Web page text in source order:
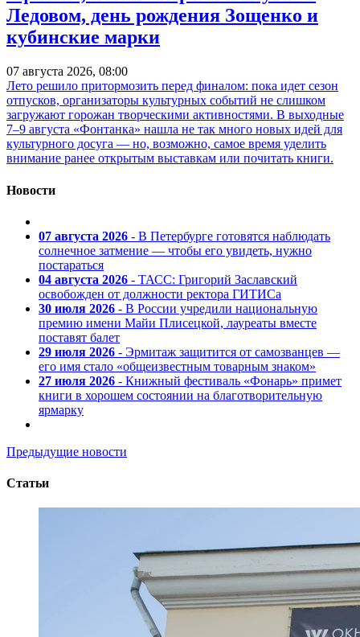
Ледовом, день рождения Зощенко и
кубинские марки
07 августа 2026, 08:00
Лето решило притормозить перед финалом: пока идет сезон
отпусков, организаторы культурных событий не слишком
загружают горожан творческими активностями. В выходные
7–9 августа «Фонтанка» нашла не так много новых идей для
культурного досуга — но, возможно, самое время уделить
внимание ранее открытым выставкам или почитать книги.
Новости
07 августа 2026 - В Петербурге готовятся наблюдать
солнечное затмение — чтобы его увидеть, нужно
постараться
04 августа 2026 - ТАСС: Григорий Заславский
освобожден от должности ректора ГИТИСа
30 июля 2026 - В России учредили национальную
премию имени Майи Плисецкой, лауреаты вместе
поставят балет
29 июля 2026 - Эрмитаж защитится от самозванцев —
его имя стало «общеизвестным товарным знаком»
27 июля 2026 - Книжный фестиваль «Фонарь» примет
книги в хорошем состоянии на благотворительную
ярмарку
Предыдущие новости
Статьи